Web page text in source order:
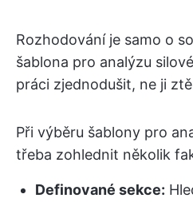
Rozhodování je samo o
šablona pro analýzu
práci zjednodušit, ne ji
Při výběru šablony pro
třeba zohlednit několik
Definované sekce: